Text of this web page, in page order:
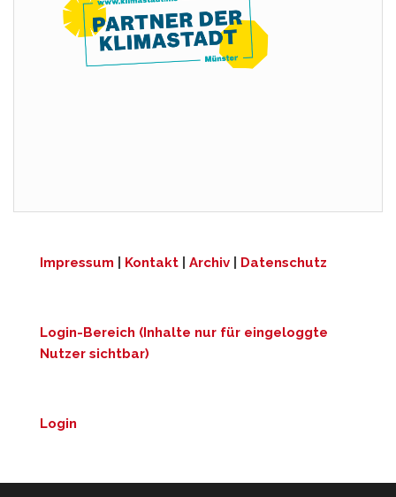
Impressum Kontakt Archiv Datenschutz
Login-Bereich (Inhalte nur für eingeloggte
Nutzer sichtbar)
Login